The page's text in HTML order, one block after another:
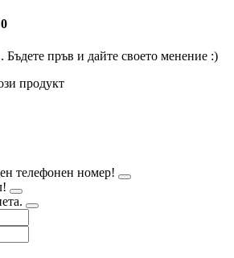
пръв и дайте своето менение :)
продукт
телефонен номер!